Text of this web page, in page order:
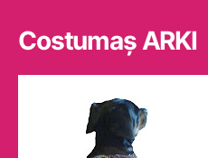
Costumaş ARKI